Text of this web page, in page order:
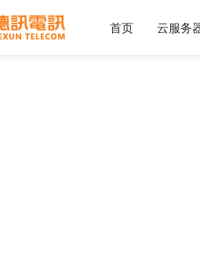
首页 云服务